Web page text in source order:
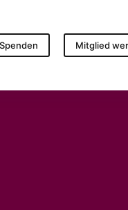
Spenden Mitglied